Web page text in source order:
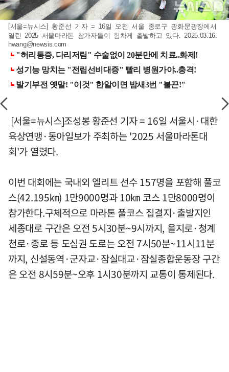
[서울=뉴시스] 황준선 기자 = 16일 오전 서울 종로구 광화문광장에서
열린 2025 서울마라톤 참가자들이 힘차게 출발하고 있다. 2025.03.16.
hwang@newsis.com
[서울=뉴시스]조성봉 황준선 기자 = 16일 서울시·대한
육상연맹·동아일보가 주최하는 '2025 서울마라톤대
회'가 열렸다.
이번 대회에는 국내외 엘리트 선수 157명을 포함해 풀코
스(42.195㎞) 1만9000명과 10㎞ 코스 1만8000명이
참가한다.구체적으로 마라톤 풀코스 집결지·출발지인
세종대로 구간은 오전 5시30분~9시까지, 을지로·청계
천로·종로 등 도심권 도로는 오전 7시50분~11시11분
까지, 신설동역·군자교·잠실대교·잠실종합운동장 구간
은 오전 8시59분~오후 1시30분까지 교통이 통제된다.